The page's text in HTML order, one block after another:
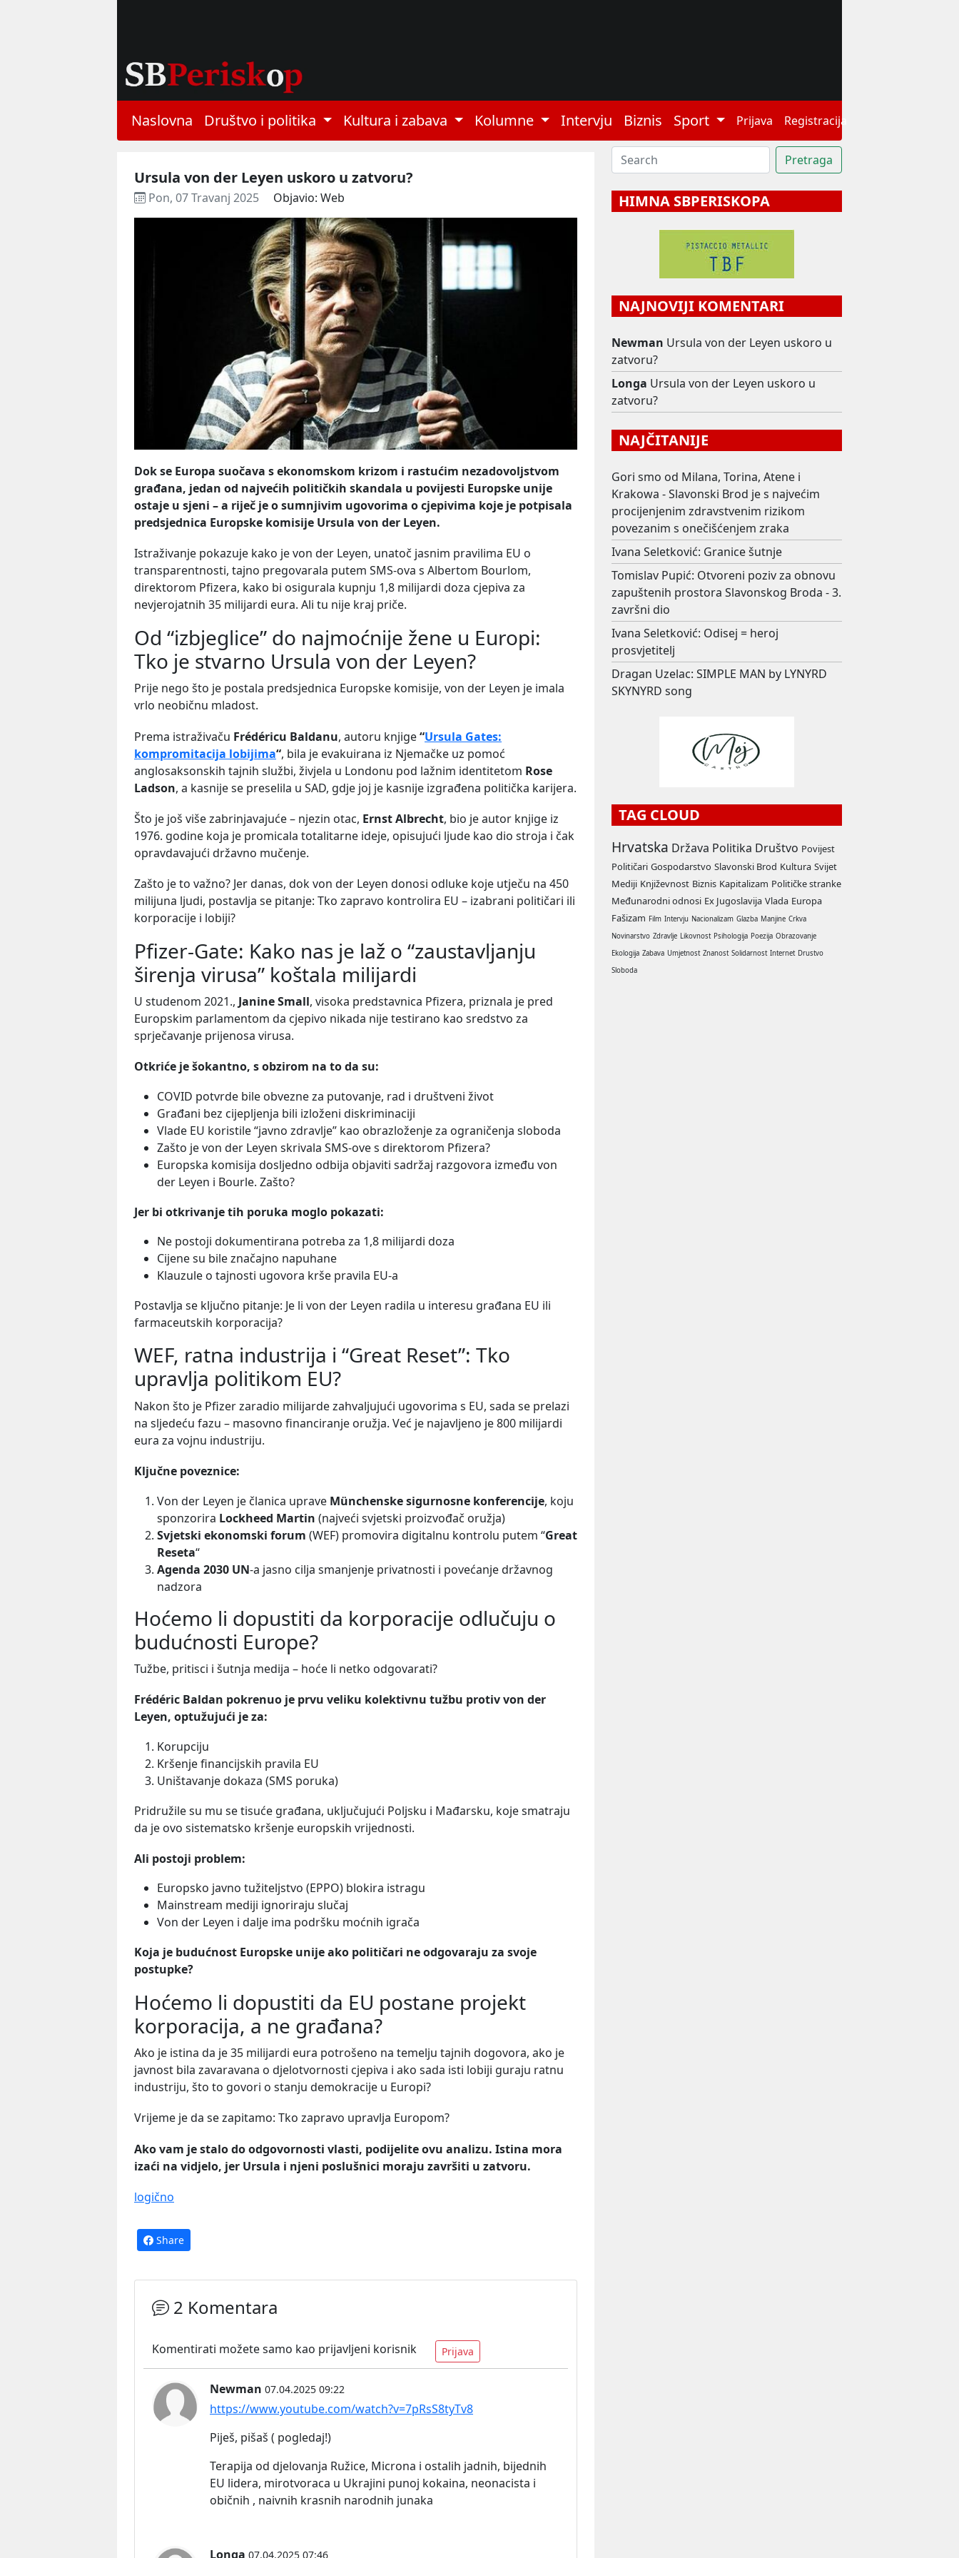
Naslovna Društvo i politika Kultura i zabava Kolumne Intervju Biznis Sport Prijava Registracija
Ursula von der Leyen uskoro u zatvoru?
Pon, 07 Travanj 2025 Objavio: Web
Dok se Europa suočava s ekonomskom krizom i rastućim nezadovoljstvom
građana, jedan od najvećih političkih skandala u povijesti Europske unije
ostaje u sjeni – a riječ je o sumnjivim ugovorima o cjepivima koje je potpisala
predsjednica Europske komisije Ursula von der Leyen.
Istraživanje pokazuje kako je von der Leyen, unatoč jasnim pravilima EU o
transparentnosti, tajno pregovarala putem SMS-ova s Albertom Bourlom,
direktorom Pfizera, kako bi osigurala kupnju 1,8 milijardi doza cjepiva za
nevjerojatnih 35 milijardi eura. Ali tu nije kraj priče.
Od “izbjeglice” do najmoćnije žene u Europi:
Tko je stvarno Ursula von der Leyen?
Prije nego što je postala predsjednica Europske komisije, von der Leyen je imala
vrlo neobičnu mladost.
Prema istraživaču Frédéricu Baldanu, autoru knjige“Ursula Gates:
kompromitacija lobijima“, bila je evakuirana iz Njemačke uz pomoć
anglosaksonskih tajnih službi, živjela u Londonu pod lažnim identitetom Rose
Ladson, a kasnije se preselila u SAD, gdje joj je kasnije izgrađena politička karijera.
Što je još više zabrinjavajuće – njezin otac, Ernst Albrecht, bio je autor knjige iz
1976. godine koja je promicala totalitarne ideje, opisujući ljude kao dio stroja i čak
opravdavajući državno mučenje.
Zašto je to važno? Jer danas, dok von der Leyen donosi odluke koje utječu na 450
milijuna ljudi, postavlja se pitanje: Tko zapravo kontrolira EU – izabrani političari ili
korporacije i lobiji?
Pfizer-Gate: Kako nas je laž o “zaustavljanju
širenja virusa” koštala milijardi
U studenom 2021., Janine Small, visoka predstavnica Pfizera, priznala je pred
Europskim parlamentom da cjepivo nikada nije testirano kao sredstvo za
sprječavanje prijenosa virusa.
Otkriće je šokantno, s obzirom na to da su:
COVID potvrde bile obvezne za putovanje, rad i društveni život
Građani bez cijepljenja bili izloženi diskriminaciji
Vlade EU koristile “javno zdravlje” kao obrazloženje za ograničenja sloboda
Zašto je von der Leyen skrivala SMS-ove s direktorom Pfizera?
Europska komisija dosljedno odbija objaviti sadržaj razgovora između von
der Leyen i Bourle. Zašto?
Jer bi otkrivanje tih poruka moglo pokazati:
Ne postoji dokumentirana potreba za 1,8 milijardi doza
Cijene su bile značajno napuhane
Klauzule o tajnosti ugovora krše pravila EU-a
Postavlja se ključno pitanje: Je li von der Leyen radila u interesu građana EU ili
farmaceutskih korporacija?
WEF, ratna industrija i “Great Reset”: Tko
upravlja politikom EU?
Nakon što je Pfizer zaradio milijarde zahvaljujući ugovorima s EU, sada se prelazi
na sljedeću fazu – masovno financiranje oružja. Već je najavljeno je 800 milijardi
eura za vojnu industriju.
Ključne poveznice:
Von der Leyen je članica uprave Münchenske sigurnosne konferencije, koju
sponzorira Lockheed Martin (najveći svjetski proizvođač oružja)
Svjetski ekonomski forum (WEF) promovira digitalnu kontrolu putem “Great
Reseta“
Agenda 2030 UN-a jasno cilja smanjenje privatnosti i povećanje državnog
nadzora
Hoćemo li dopustiti da korporacije odlučuju o
budućnosti Europe?
Tužbe, pritisci i šutnja medija – hoće li netko odgovarati?
Frédéric Baldan pokrenuo je prvu veliku kolektivnu tužbu protiv von der
Leyen, optužujući je za:
Korupciju
Kršenje financijskih pravila EU
Uništavanje dokaza (SMS poruka)
Pridružile su mu se tisuće građana, uključujući Poljsku i Mađarsku, koje smatraju
da je ovo sistematsko kršenje europskih vrijednosti.
Ali postoji problem:
Europsko javno tužiteljstvo (EPPO) blokira istragu
Mainstream mediji ignoriraju slučaj
Von der Leyen i dalje ima podršku moćnih igrača
Koja je budućnost Europske unije ako političari ne odgovaraju za svoje
postupke?
Hoćemo li dopustiti da EU postane projekt
korporacija, a ne građana?
Ako je istina da je 35 milijardi eura potrošeno na temelju tajnih dogovora, ako je
javnost bila zavaravana o djelotvornosti cjepiva i ako sada isti lobiji guraju ratnu
industriju, što to govori o stanju demokracije u Europi?
Vrijeme je da se zapitamo: Tko zapravo upravlja Europom?
Ako vam je stalo do odgovornosti vlasti, podijelite ovu analizu. Istina mora
izaći na vidjelo, jer Ursula i njeni poslušnici moraju završiti u zatvoru.
logično
Share
2 Komentara
Komentirati možete samo kao prijavljeni korisnik Prijava
Newman 07.04.2025 09:22
https://www.youtube.com/watch?v=7pRsS8tyTv8
Piješ, pišaš ( pogledaj!)
Terapija od djelovanja Ružice, Microna i ostalih jadnih, bijednih
EU lidera, mirotvoraca u Ukrajini punoj kokaina, neonacista i
običnih , naivnih krasnih narodnih junaka
Longa 07.04.2025 07:46
HIMNA SBPERISKOPA
NAJNOVIJI KOMENTARI
Newman Ursula von der Leyen uskoro u
zatvoru?
Longa Ursula von der Leyen uskoro u
zatvoru?
NAJČITANIJE
Gori smo od Milana, Torina, Atene i
Krakowa - Slavonski Brod je s najvećim
procijenjenim zdravstvenim rizikom
povezanim s onečišćenjem zraka
Ivana Seletković: Granice šutnje
Tomislav Pupić: Otvoreni poziv za obnovu
zapuštenih prostora Slavonskog Broda - 3.
završni dio
Ivana Seletković: Odisej = heroj
prosvjetitelj
Dragan Uzelac: SIMPLE MAN by LYNYRD
SKYNYRD song
TAG CLOUD
Hrvatska Država Politika Društvo Povijest
Političari Gospodarstvo Slavonski Brod Kultura Svijet
Mediji Književnost Biznis Kapitalizam Političke stranke
Međunarodni odnosi Ex Jugoslavija Vlada Europa
Fašizam Film Intervju Nacionalizam Glazba Manjine Crkva
Novinarstvo Zdravlje Likovnost Psihologija Poezija Obrazovanje
Ekologija Zabava Umjetnost Znanost Solidarnost Internet Drustvo
Sloboda